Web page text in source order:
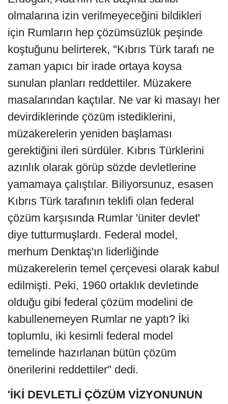
olmalarına izin verilmeyeceğini bildikleri
için Rumların hep çözümsüzlük peşinde
koştuğunu belirterek, "Kıbrıs Türk tarafı ne
zaman yapıcı bir irade ortaya koysa
sunulan planları reddettiler. Müzakere
masalarından kaçtılar. Ne var ki masayı her
devirdiklerinde çözüm istediklerini,
müzakerelerin yeniden başlaması
gerektiğini ileri sürdüler. Kıbrıs Türklerini
azınlık olarak görüp sözde devletlerine
yamamaya çalıştılar. Biliyorsunuz, esasen
Kıbrıs Türk tarafının teklifi olan federal
çözüm karşısında Rumlar 'üniter devlet'
diye tutturmuşlardı. Federal model,
merhum Denktaş'ın liderliğinde
müzakerelerin temel çerçevesi olarak kabul
edilmişti. Peki, 1960 ortaklık devletinde
olduğu gibi federal çözüm modelini de
kabullenemeyen Rumlar ne yaptı? İki
toplumlu, iki kesimli federal model
temelinde hazırlanan bütün çözüm
önerilerini reddettiler" dedi.
'İKİ DEVLETLİ ÇÖZÜM VİZYONUNUN